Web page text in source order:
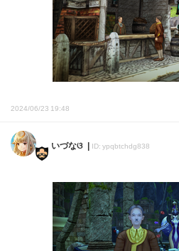
2024/06/23 19:48
いづなଓ ID: ypqbtchdg838